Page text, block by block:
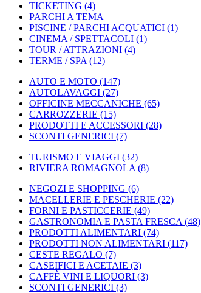
TICKETING (4)
PARCHI A TEMA
PISCINE / PARCHI ACQUATICI (1)
CINEMA / SPETTACOLI (1)
TOUR / ATTRAZIONI (4)
TERME / SPA (12)
AUTO E MOTO (147)
AUTOLAVAGGI (27)
OFFICINE MECCANICHE (65)
CARROZZERIE (15)
PRODOTTI E ACCESSORI (28)
SCONTI GENERICI (7)
TURISMO E VIAGGI (32)
RIVIERA ROMAGNOLA (8)
NEGOZI E SHOPPING (6)
MACELLERIE E PESCHERIE (22)
FORNI E PASTICCERIE (49)
GASTRONOMIA E PASTA FRESCA (48)
PRODOTTI ALIMENTARI (74)
PRODOTTI NON ALIMENTARI (117)
CESTE REGALO (7)
CASEIFICI E ACETAIE (3)
CAFFÈ VINI E LIQUORI (3)
SCONTI GENERICI (3)